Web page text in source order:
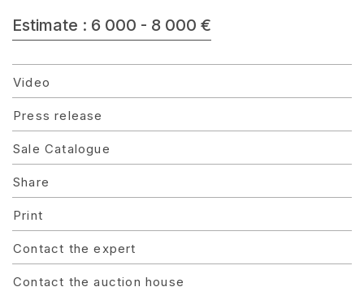
Estimate : 6 000 - 8 000 €
Video
Press release
Sale Catalogue
Share
Print
Contact the expert
Contact the auction house